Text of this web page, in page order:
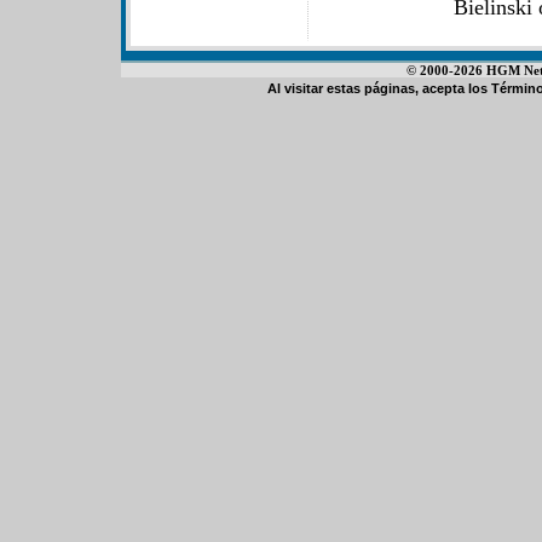
Bielinski
© 2000-2026 HGM
Al visitar estas páginas, acepta los